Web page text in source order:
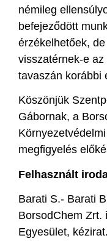
némileg
befejeződött
érzékelhetőek,
visszatérnek-e
tavaszán korábbi
Köszönjük
Gábornak, a
megfigyelés
Felhasznált
Barati S.- Barati
BorsodChem Zrt.
Egyesület, kézirat.